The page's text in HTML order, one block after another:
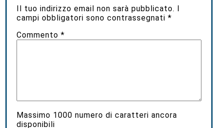
Il tuo indirizzo email non sarà pubblicato.
campi obbligatori sono contrassegnati*
Commento*
Massimo 1000 numero di caratteri ancora
disponibili